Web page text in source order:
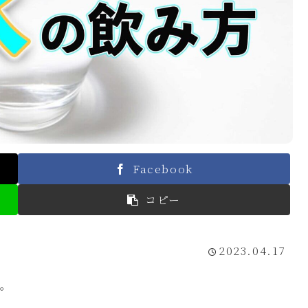
Facebook
コピー
2023.04.17